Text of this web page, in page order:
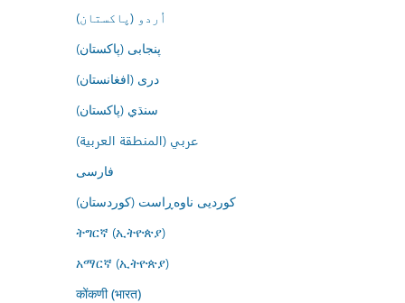
اُردو (پاکستان)
پنجابی (پاکستان)
درى (افغانستان)
سنڌي (پاکستان)
عربي (المنطقة العربية)
فارسى
کوردیی ناوەڕاست (کوردستان)
ትግርኛ (ኢትዮጵያ)
አማርኛ (ኢትዮጵያ)
कोंकणी (भारत)